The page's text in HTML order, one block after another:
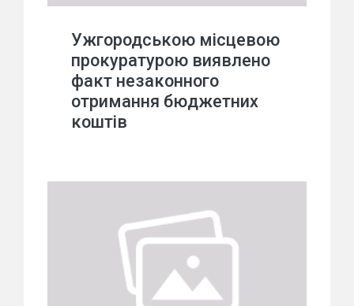
Ужгородською місцевою
прокуратурою виявлено
факт незаконного
отримання бюджетних
коштів